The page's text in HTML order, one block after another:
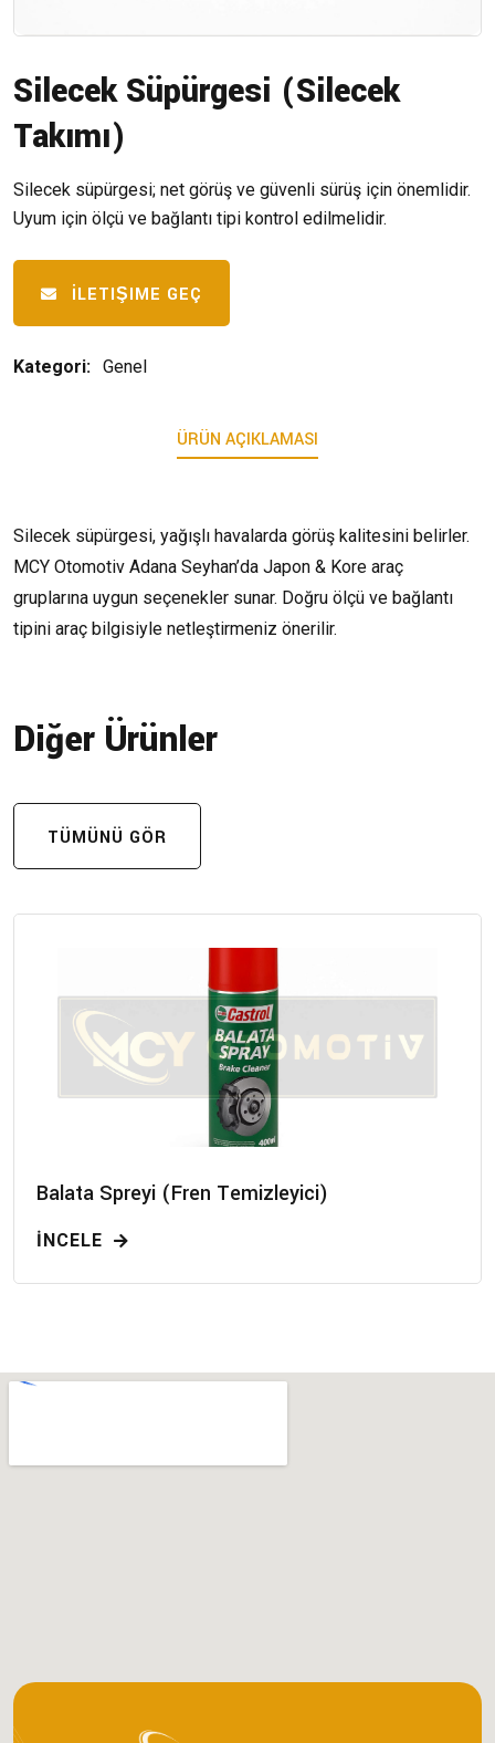
Silecek Süpürgesi (Silecek
Takımı)
Silecek süpürgesi; net görüş ve güvenli sürüş için önemlidir.
Uyum için ölçü ve bağlantı tipi kontrol edilmelidir.
İLETIŞIME GEÇ
Kategori: Genel
ÜRÜN AÇIKLAMASI
Silecek süpürgesi, yağışlı havalarda görüş kalitesini belirler.
MCY Otomotiv Adana Seyhan’da Japon & Kore araç
gruplarına uygun seçenekler sunar. Doğru ölçü ve bağlantı
tipini araç bilgisiyle netleştirmeniz önerilir.
Diğer Ürünler
TÜMÜNÜ GÖR
Balata Spreyi (Fren Temizleyici)
İNCELE